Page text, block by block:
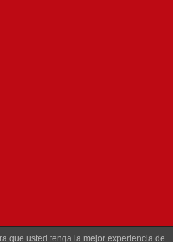
que usted tenga la mejor experiencia de